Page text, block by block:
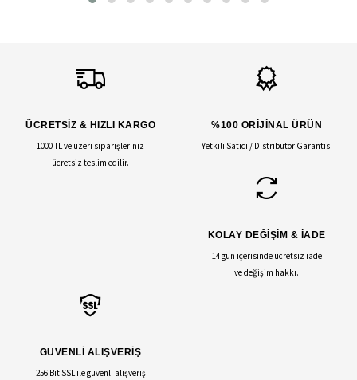
ÜCRETSİZ & HIZLI KARGO
1000 TL ve üzeri siparişleriniz
ücretsiz teslim edilir.
%100 ORİJİNAL ÜRÜN
Yetkili Satıcı / Distribütör Garantisi
KOLAY DEĞİŞİM & İADE
14 gün içerisinde ücretsiz iade
ve değişim hakkı.
GÜVENLİ ALIŞVERİŞ
256 Bit SSL ile güvenli alışveriş